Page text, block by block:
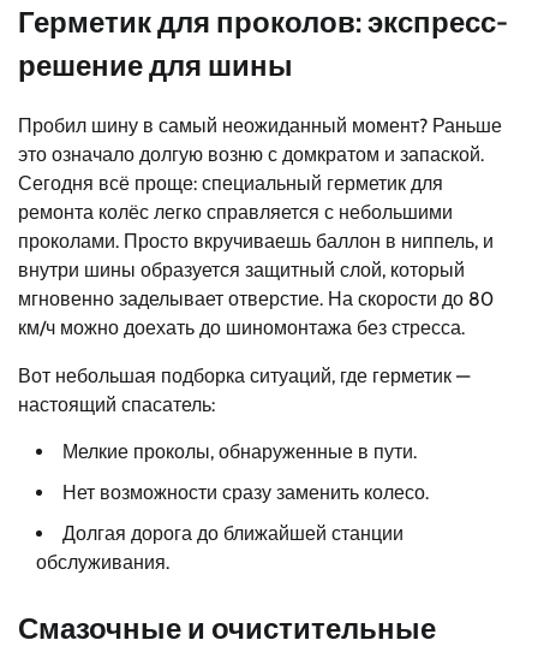
Герметик для проколов: экспресс-
решение для шины
Пробил шину в самый неожиданный момент? Раньше
это означало долгую возню с домкратом и запаской.
Сегодня всё проще: специальный герметик для
ремонта колёс легко справляется с небольшими
проколами. Просто вкручиваешь баллон в ниппель, и
внутри шины образуется защитный слой, который
мгновенно заделывает отверстие. На скорости до 80
км/ч можно доехать до шиномонтажа без стресса.
Вот небольшая подборка ситуаций, где герметик —
настоящий спасатель:
Мелкие проколы, обнаруженные в пути.
Нет возможности сразу заменить колесо.
Долгая дорога до ближайшей станции
обслуживания.
Смазочные и очистительные